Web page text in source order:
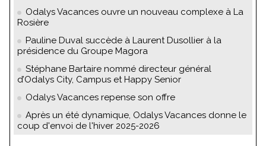
Odalys Vacances ouvre un nouveau complexe à La
Rosière
Pauline Duval succède à Laurent Dusollier à la
présidence du Groupe Magora
Stéphane Bartaire nommé directeur général
d’Odalys City, Campus et Happy Senior
Odalys Vacances repense son offre
Après un été dynamique, Odalys Vacances donne le
coup d'envoi de l'hiver 2025-2026